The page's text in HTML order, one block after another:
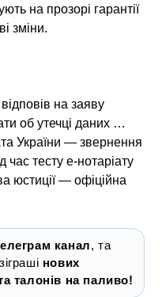
на прозорі гарантії
зміни.
на заяву
об утечці даних …
України — звернення
час тесту е-нотаріату
юстиції — офіційна
канал, та
нових
талонів на паливо!